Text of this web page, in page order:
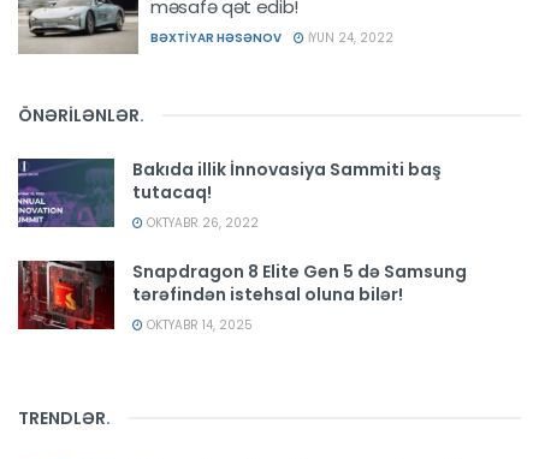
məsafə qət edib!
BƏXTIYAR HƏSƏNOV İYUN 24, 2022
ÖNƏRİLƏNLƏR.
Bakıda illik İnnovasiya Sammiti baş
tutacaq!
OKTYABR 26, 2022
Snapdragon 8 Elite Gen 5 də Samsung
tərəfindən istehsal oluna bilər!
OKTYABR 14, 2025
TRENDLƏR.